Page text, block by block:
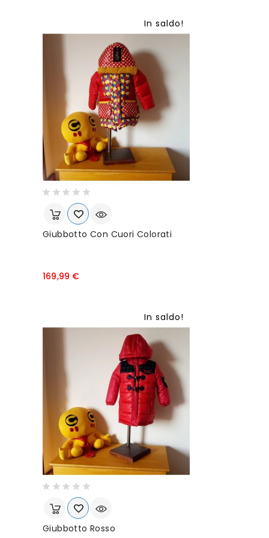
o
In saldo!
Giubbotto Con Cuori Colorati
169,99 €P
o
In saldo!
Giubbotto Rosso